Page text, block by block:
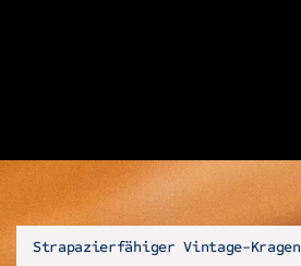
Strapazierfähiger Vintage-Kragen